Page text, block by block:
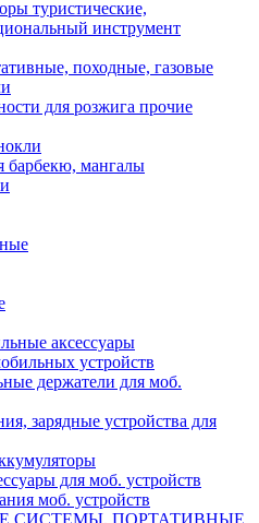
туристические,
инструмент
походные, газовые
для розжига прочие
барбекю, мангалы
аксессуары
устройств
держатели для моб.
зарядные устройства для
для моб. устройств
моб. устройств